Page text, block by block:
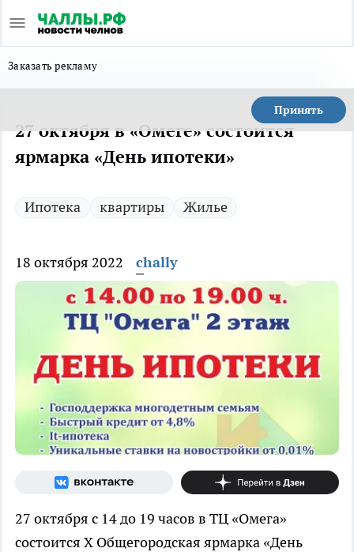
Заказать рекламу
Принять
27 октября в «Омеге» состоится
ярмарка «День ипотеки»
Ипотека квартиры Жилье
18 октября 2022 chally
27 октября с 14 до 19 часов в ТЦ «Омега»
состоится X Общегородская ярмарка «День